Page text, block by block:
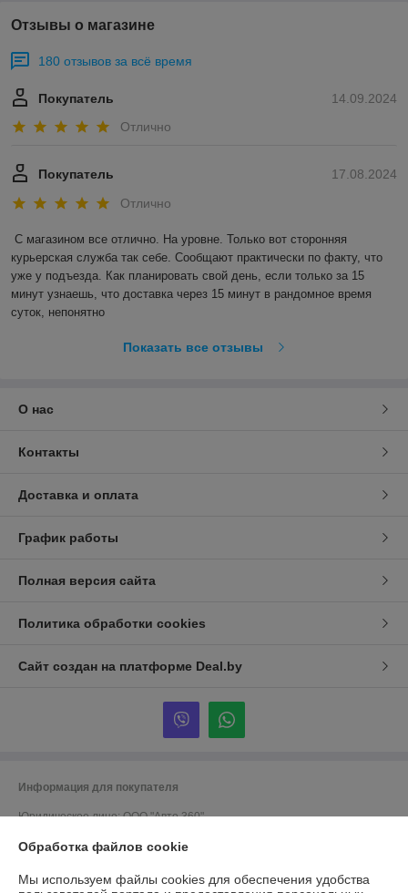
Отзывы о магазине
180 отзывов за всё время
14.09.2024
Покупатель
Отлично
17.08.2024
Покупатель
Отлично
С магазином все отлично. На уровне. Только вот сторонняя
курьерская служба так себе. Сообщают практически по факту, что
уже у подъезда. Как планировать свой день, если только за 15
минут узнаешь, что доставка через 15 минут в рандомное время
суток, непонятно
Показать все отзывы
О нас
Контакты
Доставка и оплата
График работы
Полная версия сайта
Политика обработки cookies
Сайт создан на платформе Deal.by
Информация для покупателя
Юридическое лицо:ООО "Авто 360"
Регистрационный номер ЕГР: 191635176
УНП: 191635176
Обработка файлов cookie
Мы используем файлы cookies для обеспечения удобства